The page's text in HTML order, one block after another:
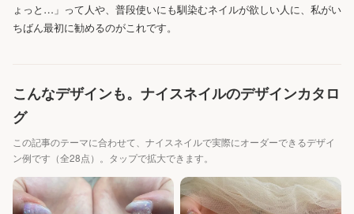
ょっと…」って人や、普段使いにも馴染むネイルが欲しい人に、私がい
ちばん最初に勧めるのがこれです。
こんなデザインも。ナイスネイルのデザインカタロ
グ
この記事のテーマに合わせて、ナイスネイルで実際にオーダーできるデザイ
ン例です（全28点）。タップで拡大できます。